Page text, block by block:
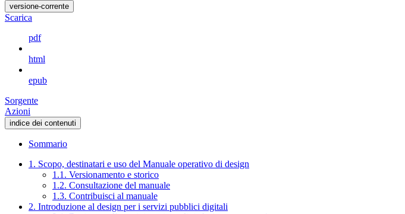
versione-corrente
Scarica
pdf
html
epub
Sorgente
Azioni
indice dei contenuti
Sommario
1. Scopo, destinatari e uso del Manuale operativo di design
1.1. Versionamento e storico
1.2. Consultazione del manuale
1.3. Contribuisci al manuale
2. Introduzione al design per i servizi pubblici digitali